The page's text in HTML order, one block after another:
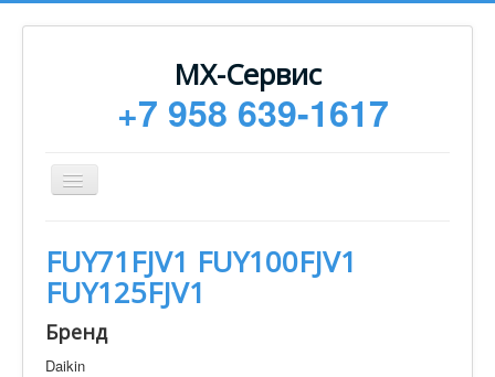
МХ-Сервис
+7 958 639-1617
Toggle
Navigation
Монтаж
Сервисное обслуживание
Техническая документация
FUY71FJV1 FUY100FJV1
FUY125FJV1
Бренд
Daikin